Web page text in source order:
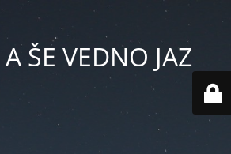
ŠE VEDNO JAZ